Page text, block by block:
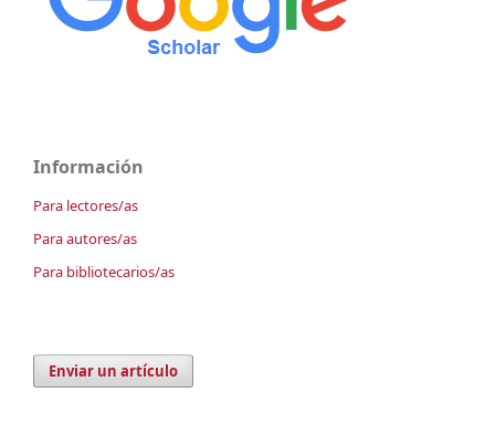
Información
Para lectores/as
Para autores/as
Para bibliotecarios/as
Enviar un artículo